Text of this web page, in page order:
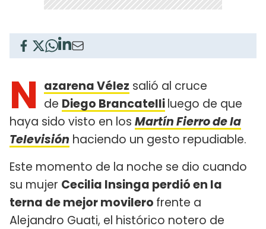
N azarena Vélez salió al cruce
de Diego Brancatelliluego de que
haya sido visto en los Martín Fierro de la
Televisión haciendo un gesto repudiable.
Este momento de la noche se dio cuando
su mujer Cecilia Insinga perdió en la
terna de mejor movilero frente a
Alejandro Guati, el histórico notero de